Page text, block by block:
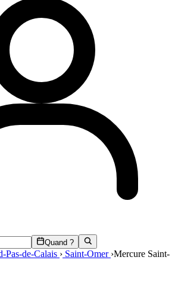
Quand ?
Pas-de-Calais › Saint-Omer ›Mercure Saint-